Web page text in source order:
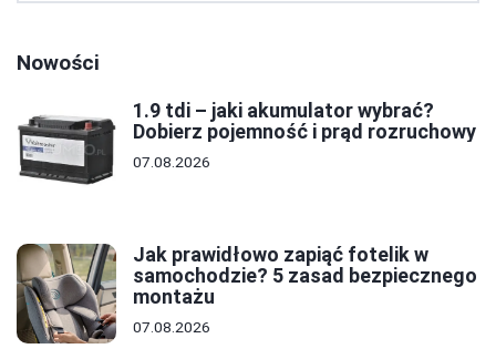
Nowości
1.9 tdi – jaki akumulator wybrać?
Dobierz pojemność i prąd rozruchowy
07.08.2026
Jak prawidłowo zapiąć fotelik w
samochodzie? 5 zasad bezpiecznego
montażu
07.08.2026